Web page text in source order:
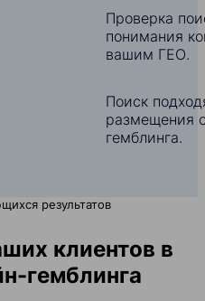
Проверка
понимания
вашим ГЕО.
Поиск
размещения
гемблинга.
результатов
клиентов в
гемблинга